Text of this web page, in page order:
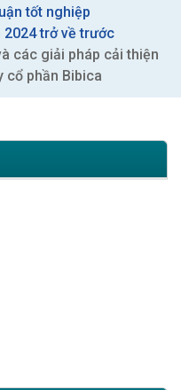
tốt nghiệp
trở về trước
các giải pháp cải thiện
cổ phần Bibica